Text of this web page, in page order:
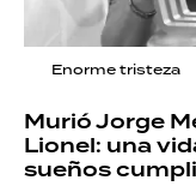
Enorme tristeza
Murió Jorge
Lionel: una
sueños